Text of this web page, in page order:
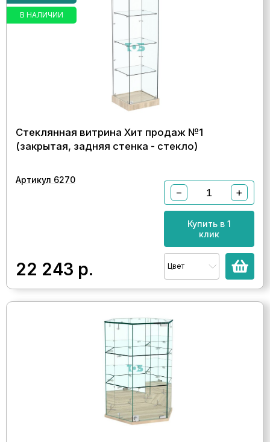
В НАЛИЧИИ
Стеклянная витрина Хит продаж №1
(закрытая, задняя стенка - стекло)
Артикул 6270
22 243 р.
− +
Купить в 1
клик
Цвет